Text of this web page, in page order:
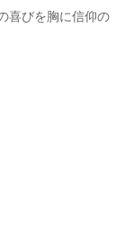
喜びを胸に信仰の